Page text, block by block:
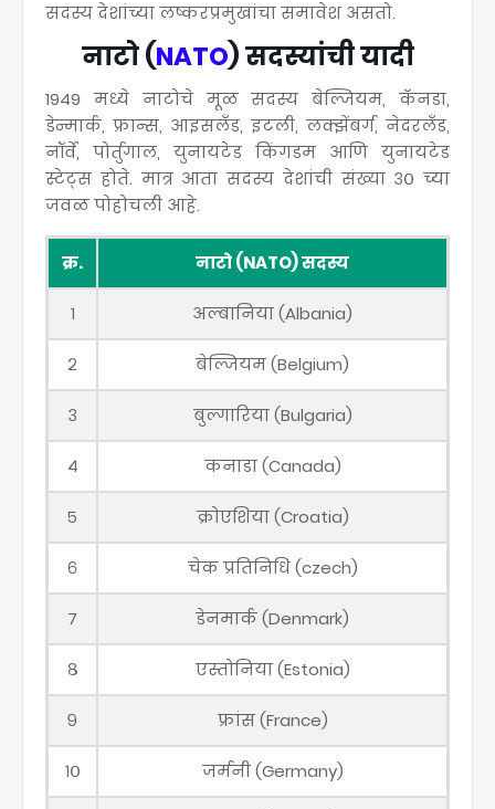
सदस्य देशांच्या लष्करप्रमुखांचा समावेश असतो.
नाटो (NATO) सदस्यांची यादी
1949 मध्ये नाटोचे मूळ सदस्य बेल्जियम, कॅनडा,
डेन्मार्क, फ्रान्स, आइसलँड, इटली, लक्झेंबर्ग, नेदरलँड,
नॉर्वे, पोर्तुगाल, युनायटेड किंगडम आणि युनायटेड
स्टेट्स होते. मात्र आता सदस्य देशांची संख्या ३० च्या
जवळ पोहोचली आहे.
क्र. नाटो (NATO) सदस्य
१ अल्बानिया (Albania)
२ बेल्जियम (Belgium)
३ बुल्गारिया (Bulgaria)
४ कनाडा (Canada)
५ क्रोएशिया (Croatia)
६ चेक प्रतिनिधि (czech)
७ डेनमार्क (Denmark)
८ एस्तोनिया (Estonia)
९ फ्रांस (France)
१० जर्मनी (Germany)